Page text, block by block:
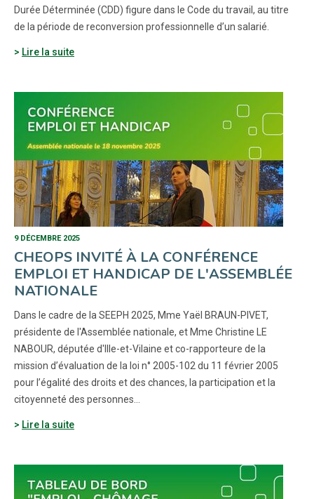
Durée Déterminée (CDD) figure dans le Code du travail, au titre
de la période de reconversion professionnelle d’un salarié.
Lire la suite
9 DÉCEMBRE 2025
CHEOPS INVITÉ À LA CONFÉRENCE
EMPLOI ET HANDICAP DE L'ASSEMBLÉE
NATIONALE
Dans le cadre de la SEEPH 2025, Mme Yaël BRAUN-PIVET,
présidente de l'Assemblée nationale, et Mme Christine LE
NABOUR, députée d'Ille-et-Vilaine et co-rapporteure de la
mission d’évaluation de la loi n° 2005-102 du 11 février 2005
pour l’égalité des droits et des chances, la participation et la
citoyenneté des personnes…
Lire la suite